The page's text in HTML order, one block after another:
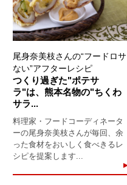
尾身奈美枝さんの“フードロサ
ない”アフターレシピ
つくり過ぎた"ポテサ
ラ"は、熊本名物の"ちくわ
サラ...
料理家・フードコーディネータ
ーの尾身奈美枝さんが毎回、余
った食材をおいしく食べきるレ
シピを提案します...